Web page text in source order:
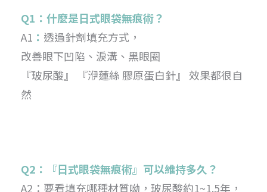
Q1：什麼是日式眼袋無痕術？
A1 ： 透過針劑填充方式，
改善眼下凹陷、淚溝、黑眼圈
『玻尿酸』 『洢蓮絲 膠原蛋白針』 效果都很自
然
Q2：『日式眼袋無痕術』可以維持多久？
A2：要看填充哪種材質呦，玻尿酸約1~1.5年，